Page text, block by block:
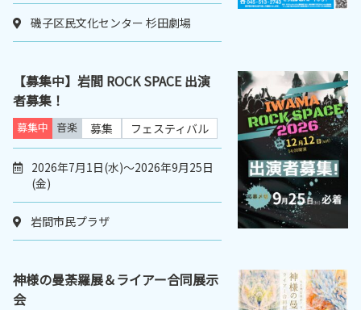
磯子区民文化センター 杉田劇場
【募集中】岩間 ROCK SPACE 出演
者募集！
募集中 音楽 募集 フェスティバル
2026年7月1日(水)～2026年9月25日
(金)
岩間市民プラザ
神様の曼荼羅展＆ライアー合同展示
会